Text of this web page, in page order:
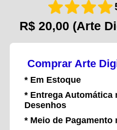
R$ 20,00 (Arte
Comprar Arte
* Em Estoque
* Entrega Automática
Desenhos
* Meio de Pagamento